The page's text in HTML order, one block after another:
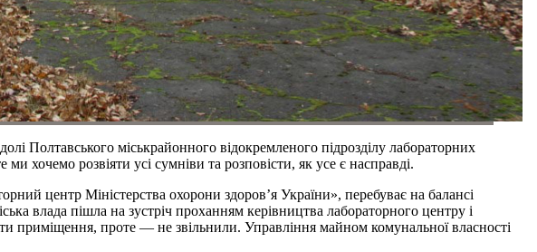
Полтавського міськрайонного відокремленого підрозділу лабораторних
хочемо розвіяти усі сумніви та розповісти, як усе є насправді.
центр Міністерства охорони здоров’я України», перебуває на балансі
влада пішла на зустріч проханням керівництва лабораторного центру і
приміщення, проте — не звільнили. Управління майном комунальної власності